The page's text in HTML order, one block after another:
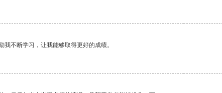
不断学习，让我能够取得更好的成绩。